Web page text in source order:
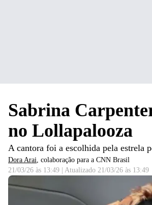
Sabrina
no Lollapalooza
A cantora foi a escolhida pela estrela
Dora Arai, colaboração para a CNN Brasil
21/03/26 às 13:49
Atualizado 21/03/26 às 13:49